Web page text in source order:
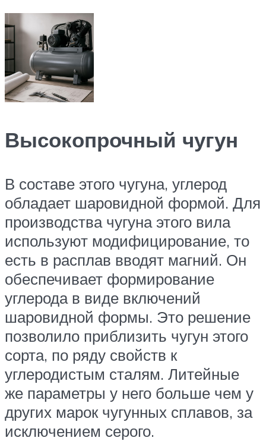
Высокопрочный чугун
В составе этого чугуна, углерод
обладает шаровидной формой. Для
производства чугуна этого вила
используют модифицирование, то
есть в расплав вводят магний. Он
обеспечивает формирование
углерода в виде включений
шаровидной формы. Это решение
позволило приблизить чугун этого
сорта, по ряду свойств к
углеродистым сталям. Литейные
же параметры у него больше чем у
других марок чугунных сплавов, за
исключением серого.